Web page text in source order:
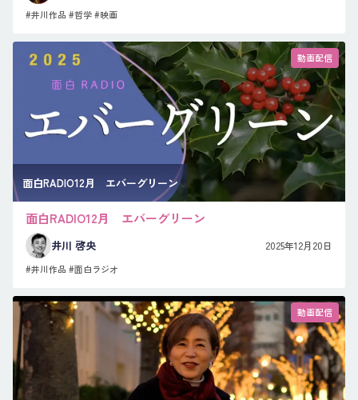
#井川作品 #哲学#映画
動画配信
面白RADIO12月 エバーグリーン
面白RADIO12月 エバーグリーン
井川 啓央 2025年12月20日
#井川作品 #面白ラジオ
動画配信